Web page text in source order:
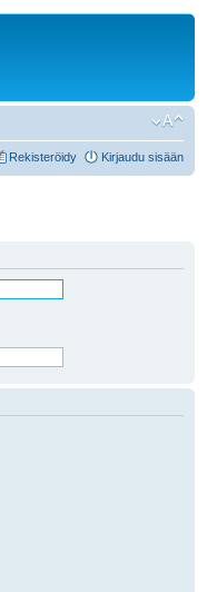
Rekisteröidy Kirjaudu sisään